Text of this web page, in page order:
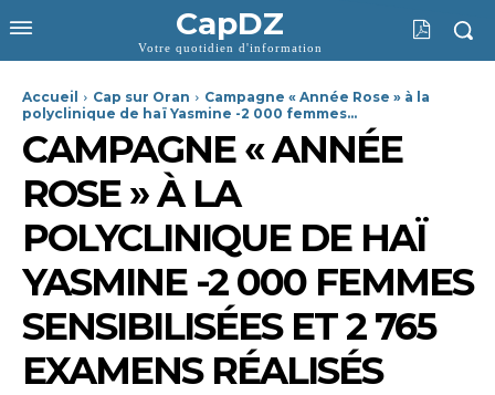
CapDZ
Votre quotidien d'information
Accueil Cap sur Oran
Campagne « Année Rose » à la
polyclinique de haï Yasmine -2 000 femmes...
CAMPAGNE « ANNÉE
ROSE » À LA
POLYCLINIQUE DE HAÏ
YASMINE -2 000 FEMMES
SENSIBILISÉES ET 2 765
EXAMENS RÉALISÉS